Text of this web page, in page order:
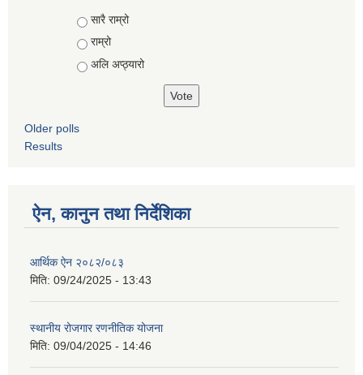
Choices
सारै राम्रो
राम्रो
अलि अप्ठ्यारो
Older polls
Results
ऐन, कानुन तथा निर्देशिका
आर्थिक ऐन २०८२/०८३
मिति: 09/24/2025 - 13:43
स्थानीय रोजगार रणनीतिक योजना
मिति: 09/04/2025 - 14:46